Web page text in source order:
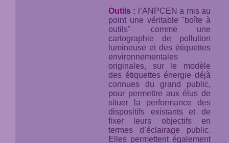
Outils :
l’ANPCEN a mis au
point une véritable "boîte à
outils" comme une
cartographie de pollution
lumineuse et des étiquettes
environnementales
originales, sur le modèle
des étiquettes énergie déjà
connues du grand public,
pour permettre aux élus de
situer la performance des
dispositifs existants et de
fixer leurs objectifs en
termes d’éclairage public.
Elles permettent également